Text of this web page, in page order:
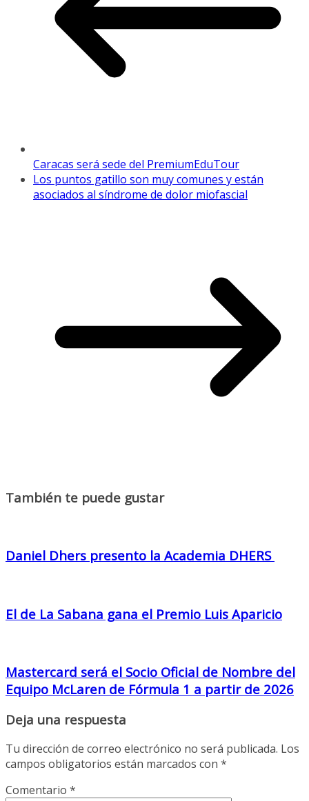
Caracas será sede del PremiumEduTour
Los puntos gatillo son muy comunes y están
asociados al síndrome de dolor miofascial
También te puede gustar
Daniel Dhers presento la Academia DHERS
El de La Sabana gana el Premio Luis Aparicio
Mastercard será el Socio Oficial de Nombre del
Equipo McLaren de Fórmula 1 a partir de 2026
Deja una respuesta
Tu dirección de correo electrónico no será publicada. Los
campos obligatorios están marcados con *
Comentario *